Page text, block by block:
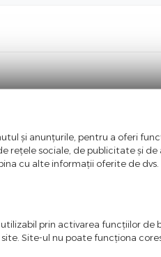
și anunțurile, pentru a oferi
rețele sociale, de publicitate și
cu alte informații oferite de dvs.
prin activarea funcţiilor de
Site-ul nu poate funcţiona